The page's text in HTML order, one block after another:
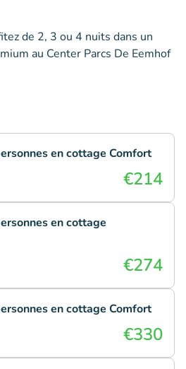
de 2, 3 ou 4 nuits dans un
au Center Parcs De Eemhof
en cottage Comfort
€214
en cottage
€274
en cottage Comfort
€330